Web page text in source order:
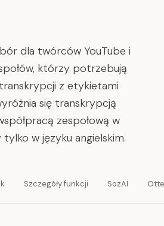
dla twórców YouTube i
którzy potrzebują
z etykietami
się transkrypcją
zespołową w
w języku angielskim.
Szczegóły funkcji SozAI